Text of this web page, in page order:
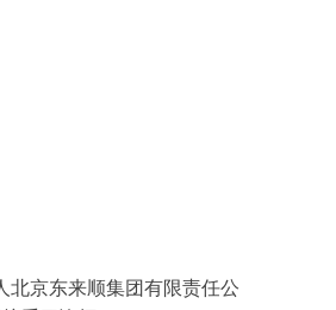
北京东来顺集团有限责任公